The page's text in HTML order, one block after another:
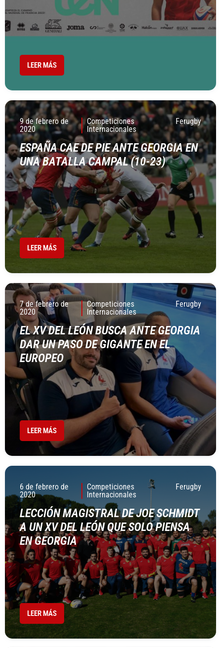
LEER MÁS
9 de febrero de
2020
Competiciones
Internacionales
Ferugby
ESPAÑA CAE DE PIE ANTE GEORGIA EN
UNA BATALLA CAMPAL (10-23)
LEER MÁS
7 de febrero de
2020
Competiciones
Internacionales
Ferugby
EL XV DEL LEÓN BUSCA ANTE GEORGIA
DAR UN PASO DE GIGANTE EN EL
EUROPEO
LEER MÁS
6 de febrero de
2020
Competiciones
Internacionales
Ferugby
LECCIÓN MAGISTRAL DE JOE SCHMIDT
A UN XV DEL LEÓN QUE SOLO PIENSA
EN GEORGIA
LEER MÁS